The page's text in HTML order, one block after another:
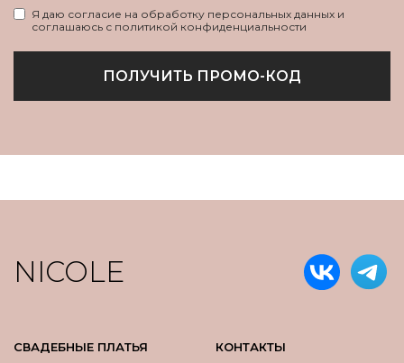
Я даю согласие на обработку персональных данных и
соглашаюсь с политикой конфиденциальности
ПОЛУЧИТЬ ПРОМО-КОД
NICOLE
СВАДЕБНЫЕ ПЛАТЬЯ
КОНТАКТЫ